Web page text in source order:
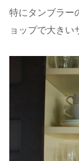
特にタンブラー
ョップで大きい